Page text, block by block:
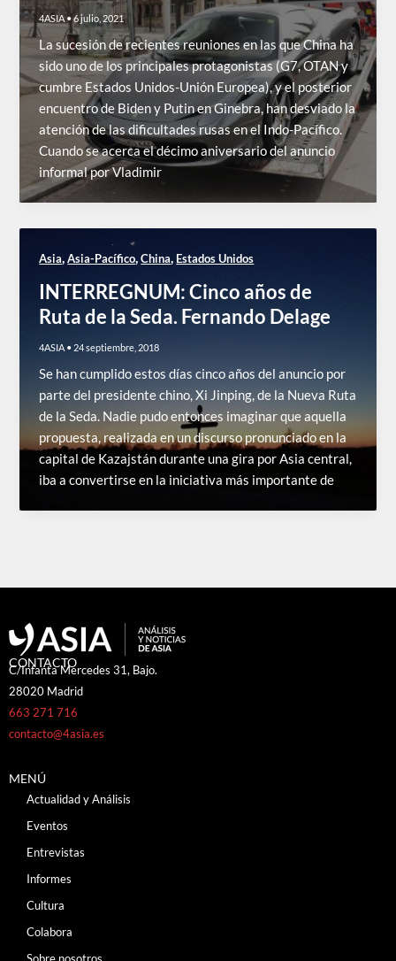
4ASIA•6 julio, 2021
La sucesión de recientes reuniones en las que China ha
sido uno de los principales protagonistas (G7, OTAN y
cumbre Estados Unidos-Unión Europea), y el posterior
encuentro de Biden y Putin en Ginebra, han desviado la
atención de las dificultades rusas en el Indo-Pacífico.
Cuando se acerca el décimo aniversario del anuncio
informal por Vladimir
Asia,Asia-Pacífico,China, Estados Unidos
INTERREGNUM: Cinco años de
Ruta de la Seda. Fernando Delage
4ASIA • 24 septiembre, 2018
Se han cumplido estos días cinco años del anuncio por
parte del presidente chino, Xi Jinping, de la Nueva Ruta
de la Seda. Nadie pudo entonces imaginar que aquella
propuesta, realizada en un discurso pronunciado en la
capital de Kazajstán durante una gira por Asia central,
iba a convertirse en la iniciativa más importante de
CONTACTO
C/Infanta Mercedes 31, Bajo.
28020 Madrid
663 271 716
contacto@4asia.es
MENÚ
Actualidad y Análisis
Eventos
Entrevistas
Informes
Cultura
Colabora